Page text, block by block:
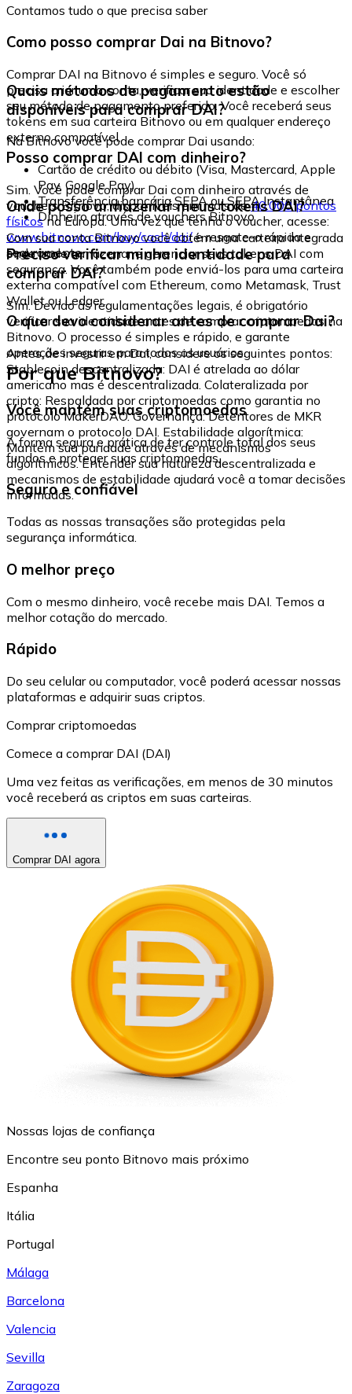
Contamos tudo o que precisa saber
Como posso comprar Dai na Bitnovo?
Comprar DAI na Bitnovo é simples e seguro. Você só
precisa criar uma conta, verificar sua identidade e escolher
seu método de pagamento preferido. Você receberá seus
tokens em sua carteira Bitnovo ou em qualquer endereço
externo compatível.
Quais métodos de pagamento estão
disponíveis para comprar DAI?
Na Bitnovo você pode comprar Dai usando:
Cartão de crédito ou débito (Visa, Mastercard, Apple
Pay, Google Pay)
Transferência bancária SEPA ou SEPA Instantânea
Dinheiro através de vouchers Bitnovo
Posso comprar DAI com dinheiro?
Sim. Você pode comprar Dai com dinheiro através de
vouchers Bitnovo, disponíveis em mais de40.000 pontos
físicosna Europa. Uma vez que tenha o voucher, acesse:
www.bitnovo.com/buy/cash/dai/e resgate-o rápida e
seguramente.
Onde posso armazenar meus tokens DAI?
Com sua conta Bitnovo você obtém uma carteira integrada
onde pode armazenar e gerenciar seus tokens DAI com
segurança. Você também pode enviá-los para uma carteira
externa compatível com Ethereum, como Metamask, Trust
Wallet ou Ledger.
Preciso verificar minha identidade para
comprar DAI?
Sim. Devido às regulamentações legais, é obrigatório
verificar sua identidade antes de comprar criptomoedas na
Bitnovo. O processo é simples e rápido, e garante
operações seguras para todos os usuários.
O que devo considerar antes de comprar Dai?
Antes de investir em Dai, considere os seguintes pontos:
Stablecoin descentralizada: DAI é atrelada ao dólar
americano mas é descentralizada. Colateralizada por
cripto: Respaldada por criptomoedas como garantia no
protocolo MakerDAO. Governança: Detentores de MKR
governam o protocolo DAI. Estabilidade algorítmica:
Mantém sua paridade através de mecanismos
algorítmicos. Entender sua natureza descentralizada e
mecanismos de estabilidade ajudará você a tomar decisões
informadas.
Por que Bitnovo?
Você mantém suas criptomoedas
A forma segura e prática de ter controle total dos seus
fundos e proteger suas criptomoedas.
Seguro e confiável
Todas as nossas transações são protegidas pela
segurança informática.
O melhor preço
Com o mesmo dinheiro, você recebe mais DAI. Temos a
melhor cotação do mercado.
Rápido
Do seu celular ou computador, você poderá acessar nossas
plataformas e adquirir suas criptos.
Comprar criptomoedas
Comece a comprar DAI (DAI)
Uma vez feitas as verificações, em menos de 30 minutos
você receberá as criptos em suas carteiras.
Comprar DAI agora
Nossas lojas de confiança
Encontre seu ponto Bitnovo mais próximo
Espanha
Itália
Portugal
Málaga
Barcelona
Valencia
Sevilla
Zaragoza